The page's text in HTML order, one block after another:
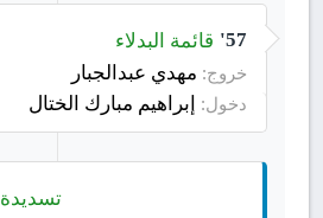
57' قائمة البدلاء
خروج: مهدي عبدالجبار
دخول: إبراهيم مبارك الختال